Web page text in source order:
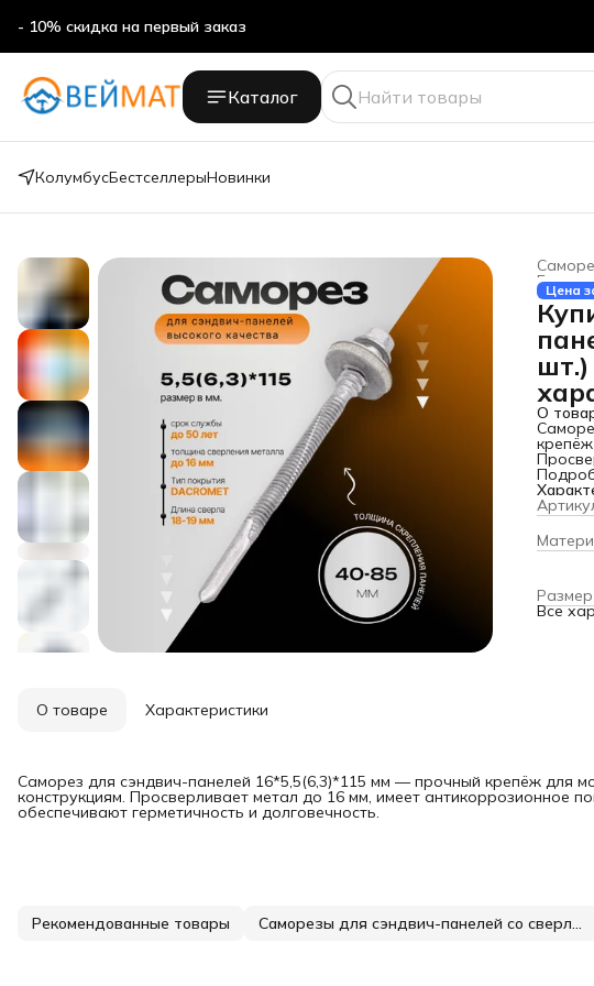
- 10% скидка на первый заказ
- 10% скидка на первый заказ
Каталог
КолумбусБестселлерыНовинки
Цена
О
Размер
Все
О товаре Характеристики
Саморез для сэндвич-панелей 16*5,5(6,3)*115 мм — прочный крепёж для
конструкциям. Просверливает метал до 16 мм, имеет антикоррозионное
обеспечивают герметичность и долговечность.
Рекомендованные товары Саморезы для сэндвич-панелей со сверлением до 16 мм